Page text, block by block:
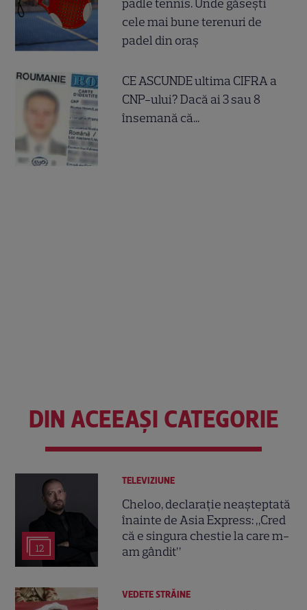
padle tennis. Unde găsești
cele mai bune terenuri de
padel din oraș
CE ASCUNDE ultima CIFRA a
CNP-ului? Dacă ai 3 sau 8
însemană că...
DIN ACEEAȘI CATEGORIE
12
TELEVIZIUNE
Cheloo, declarație neașteptată
înainte de Asia Express: „Cred
că e singura chestie la care m-
am gândit”
VEDETE STRĂINE